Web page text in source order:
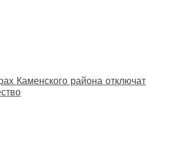
Каменского района отключат